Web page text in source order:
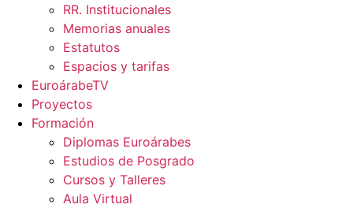
RR. Institucionales
Memorias anuales
Estatutos
Espacios y tarifas
EuroárabeTV
Proyectos
Formación
Diplomas Euroárabes
Estudios de Posgrado
Cursos y Talleres
Aula Virtual